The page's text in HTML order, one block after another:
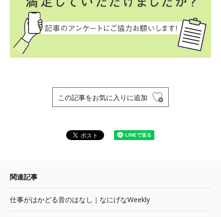
この記事をお気に入りに追加
関連記事
仕事がはかどる音のはなし｜なにげなWeekly